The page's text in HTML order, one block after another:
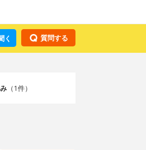
質問する
く
（1件）